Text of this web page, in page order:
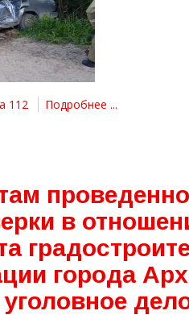
112 Подробнее ...
в
города